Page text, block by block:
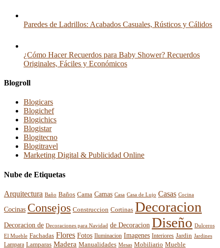
Paredes de Ladrillos: Acabados Casuales, Rústicos y Cálidos
¿Cómo Hacer Recuerdos para Baby Shower? Recuerdos
Originales, Fáciles y Económicos
Blogroll
Blogicars
Blogichef
Blogichics
Blogistar
Blogitecno
Blogitravel
Marketing Digital & Publicidad Online
Nube de Etiquetas
Arquitectura Baño Baños Cama Camas Casa Casa de Lujo Casas Cocina
Cocinas Consejos Construccion Cortinas Decoracion
Decoracion de Decoraciones para Navidad de Decoracion Diseño Dulceros
El Mueble Fachadas Flores Fotos Iluminacion Imagenes Interiores Jardin Jardines
Lampara Lamparas Madera Manualidades Mesas Mobiliario Mueble